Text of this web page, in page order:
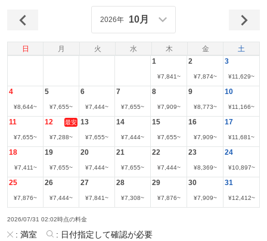
日 月 火 水 木 金 土
2026年 10月
1
¥7,841~
2
¥7,874~
3
¥11,629~
4
¥8,644~
5
¥7,655~
6
¥7,444~
7
¥7,655~
8
¥7,909~
9
¥8,773~
10
¥11,166~
11
¥7,655~
12 最安
¥7,288~
13
¥7,655~
14
¥7,444~
15
¥7,655~
16
¥7,909~
17
¥11,681~
18
¥7,411~
19
¥7,655~
20
¥7,444~
21
¥7,655~
22
¥7,444~
23
¥8,369~
24
¥10,897~
25
¥7,876~
26
¥7,444~
27
¥7,841~
28
¥7,308~
29
¥7,876~
30
¥7,909~
31
¥12,412~
2026/07/31 02:02時点の料金
: 満室 : 日付指定して確認が必要